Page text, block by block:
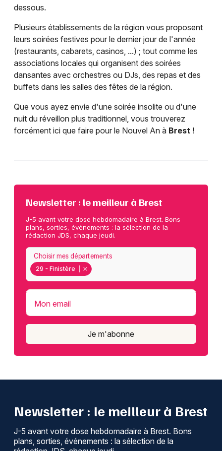
dessous.
Plusieurs établissements de la région vous proposent
leurs soirées festives pour le dernier jour de l'année
(restaurants, cabarets, casinos, ...) ; tout comme les
associations locales qui organisent des soirées
dansantes avec orchestres ou DJs, des repas et des
buffets dans les salles des fêtes de la région.
Que vous ayez envie d'une soirée insolite ou d'une
nuit du réveillon plus traditionnel, vous trouverez
forcément ici que faire pour le Nouvel An à Brest !
Newsletter : le meilleur à Brest
J-5 avant votre dose hebdomadaire à Brest. Bons
plans, sorties, événements : la sélection de la
rédaction JDS, chaque jeudi.
29 - Finistère
Choisir mes départements
Mon email
Je m'abonne
Newsletter : le meilleur à Brest
J-5 avant votre dose hebdomadaire à Brest. Bons
plans, sorties, événements : la sélection de la